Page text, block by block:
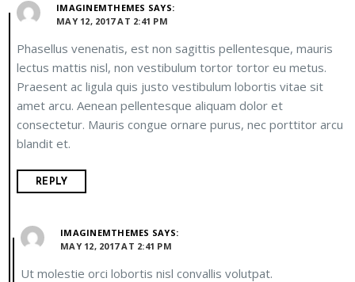
IMAGINEMTHEMES SAYS:
MAY 12, 2017 AT 2:41 PM
Phasellus venenatis, est non sagittis pellentesque, mauris
lectus mattis nisl, non vestibulum tortor tortor eu metus.
Praesent ac ligula quis justo vestibulum lobortis vitae sit
amet arcu. Aenean pellentesque aliquam dolor et
consectetur. Mauris congue ornare purus, nec porttitor arcu
blandit et.
REPLY
IMAGINEMTHEMES SAYS:
MAY 12, 2017 AT 2:41 PM
Ut molestie orci lobortis nisl convallis volutpat.